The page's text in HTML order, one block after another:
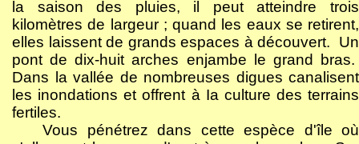
la saison des pluies, il peut atteindre trois
kilomètres de largeur ; quand les eaux se retirent,
elles laissent de grands espaces à découvert.
Un
pont de dix-huit arches enjambe le grand bras.
Dans la vallée de nombreuses digues canalisent
les inondations et offrent à Ia culture des terrains
fertiles.
Vous pénétrez dans cette espèce d'île où